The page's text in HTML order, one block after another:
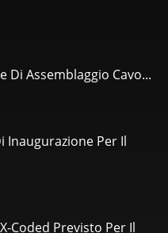
Di Assemblaggio Cavo...
Inaugurazione Per Il
Coded Previsto Per Il